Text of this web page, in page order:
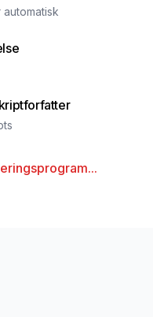
...